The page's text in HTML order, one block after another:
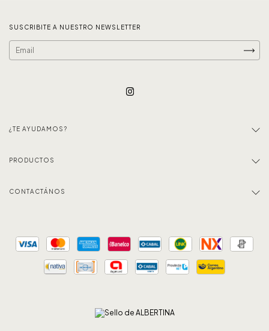
SUSCRIBITE A NUESTRO NEWSLETTER
¿TE AYUDAMOS?
PRODUCTOS
CONTACTÁNOS